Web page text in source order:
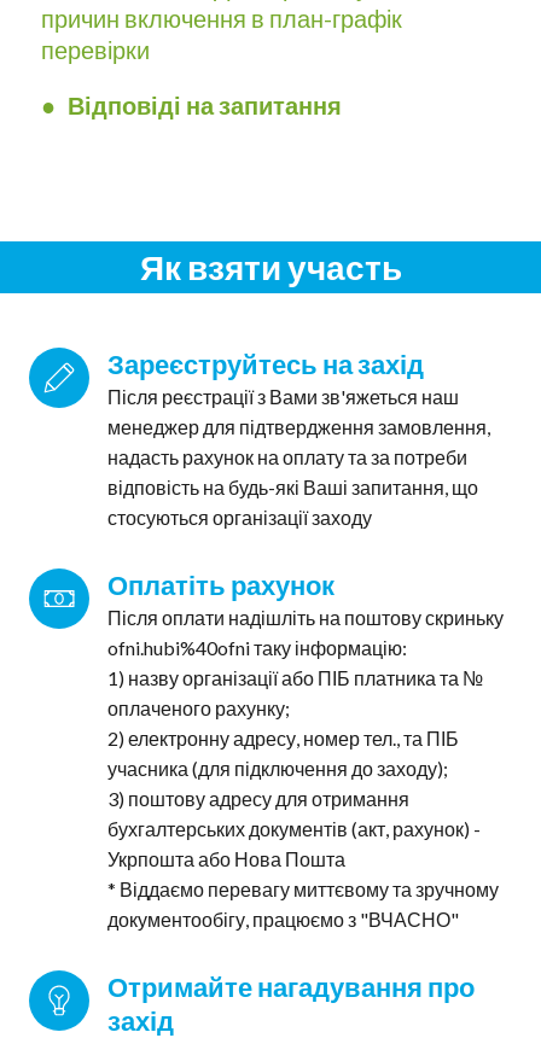
3.11.Фінансові та благодійні допомоги:
фіскальний погляд на операції
3.12.Інші ризикові запитання та відповіді на
причин включення в план-графік
перевірки
● Відповіді на запитання
Як взяти участь
Зареєструйтесь на захід
Після реєстрації з Вами зв'яжеться наш
менеджер для підтвердження замовлення,
надасть рахунок на оплату та за потреби
відповість на будь-які Ваші запитання, що
стосуються організації заходу
Оплатіть рахунок
Після оплати надішліть на поштову скриньку
ofni.hubi%40ofni таку інформацію:
1) назву організації або ПІБ платника та №
оплаченого рахунку;
2) електронну адресу, номер тел., та ПІБ
учасника (для підключення до заходу);
3) поштову адресу для отримання
бухгалтерських документів (акт, рахунок) -
Укрпошта або Нова Пошта
* Віддаємо перевагу миттєвому та зручному
документообігу, працюємо з "ВЧАСНО"
Отримайте нагадування про
захід